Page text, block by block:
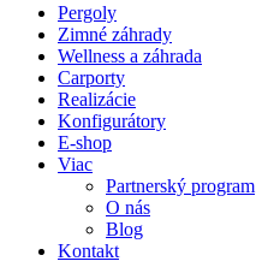
Pergoly
Zimné záhrady
Wellness a záhrada
Carporty
Realizácie
Konfigurátory
E-shop
Viac
Partnerský program
O nás
Blog
Kontakt